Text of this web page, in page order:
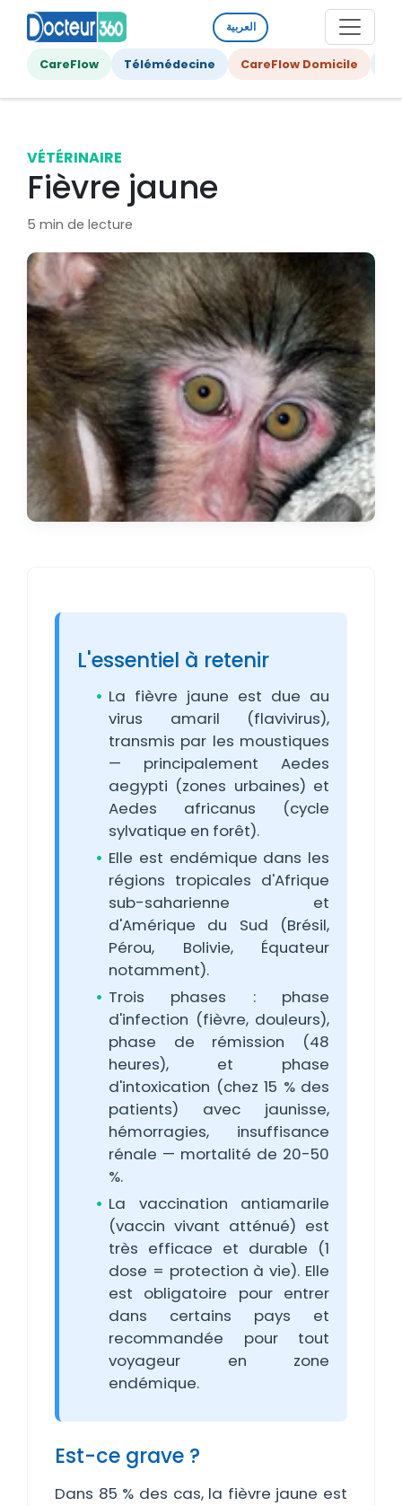
العربية
CareFlow Télémédecine CareFlow Domicile
VÉTÉRINAIRE
Fièvre jaune
5 min de lecture
L'essentiel à retenir
La fièvre jaune est due au
virus amaril (flavivirus),
transmis par les moustiques
— principalement Aedes
aegypti (zones urbaines) et
Aedes africanus (cycle
sylvatique en forêt).
Elle est endémique dans les
régions tropicales d'Afrique
sub-saharienne et
d'Amérique du Sud (Brésil,
Pérou, Bolivie, Équateur
notamment).
Trois phases : phase
d'infection (fièvre, douleurs),
phase de rémission (48
heures), et phase
d'intoxication (chez 15 % des
patients) avec jaunisse,
hémorragies, insuffisance
rénale — mortalité de 20-50
%.
La vaccination antiamarile
(vaccin vivant atténué) est
très efficace et durable (1
dose = protection à vie). Elle
est obligatoire pour entrer
dans certains pays et
recommandée pour tout
voyageur en zone
endémique.
Est-ce grave ?
Dans 85 % des cas, la fièvre jaune est